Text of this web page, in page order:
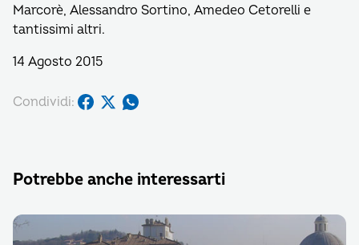
Marcorè, Alessandro Sortino, Amedeo Cetorelli e
tantissimi altri.
14 Agosto 2015
Condividi:
Potrebbe anche interessarti